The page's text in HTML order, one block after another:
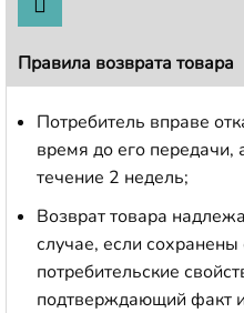
Правила возврата товара
Потребитель вправе
время до его
течение 2 недель;
Возврат товара
случае, если
потребительские
подтверждающий факт